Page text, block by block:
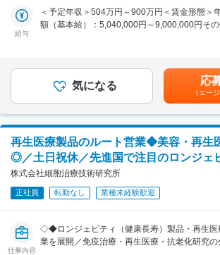
・オープンイノベーションも実施しており、様
援機関、大学等と共同研究をしています。
産業の課題解決に残された時間は多くありませ
のコア技術「ゲノム編集」。
私たちはこのゲノム編集技術と、IoTなどを駆
て、日本の養殖業を高付加価値化し、サステ
えます。
そして日本の漁業が世界の課題であるタンパク
く”解決する。そんな未来を創るのが私たちの
変更の範囲：会社の定める業務
走る高度なプロジェクトに携わります。
■業務詳細：
す（顧客からのご紹介がメイン）
プロジェクトに関しては、目安1年以上など年
のが多いです。
・シニアコンサルタント（PM）のサポート業務
・バイオ医薬品又は再生医療等製品の製造・
・再生医療等製品の製造業許可取得支援
・新規CDMOの立ち上げ支援
等
コンサルタントは現在2名在籍しています。
給与
＜予定年収＞504万円～900万円＜賃金形態＞
額（基本給）：5,040,000円～9,000,000円その
有無＞有＜残業手当＞有＜給与補足＞※賃金は
であり、選考を通じて上下する可能性がありま
当：13,000～16,000円／月（所定勤務時間に
に会社業績及び個人の勤務成績で決定賃金は
あり、選考を通じて上下する可能性がありま
当を含めた表記です。
気になる 応
（エー
再生医療製品のルート営業◆美容・再生
◎／土日祝休／先進国で注目のロンジェ
株式会社細胞治療技術研究所
正社員 転勤なし 業種未経験歓迎
仕事内容
◇◆ロンジェビティ（健康長寿）製品・再生医
業を展開／免疫治療・再生医療・抗老化研究の